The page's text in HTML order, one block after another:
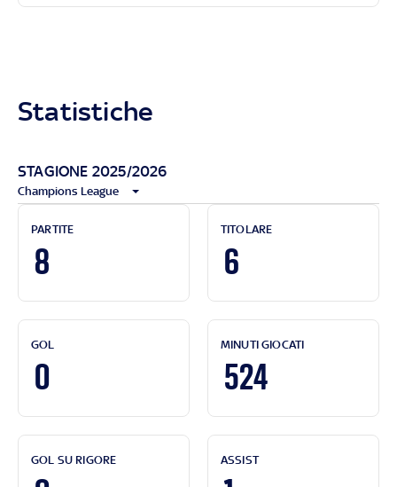
Statistiche
STAGIONE 2025/2026
Champions League
PARTITE
8
TITOLARE
6
GOL
0
MINUTI GIOCATI
524
GOL SU RIGORE ASSIST